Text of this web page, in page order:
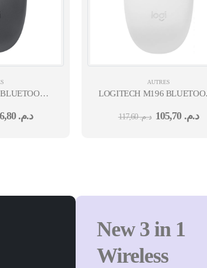
MOUSE - GRAPHITE - BT - N/A -
د.م. 116,80
AUTRES
LOGITECH M196
د.م.117,60 د.م. 105,70
New 3 in 1
Wireless